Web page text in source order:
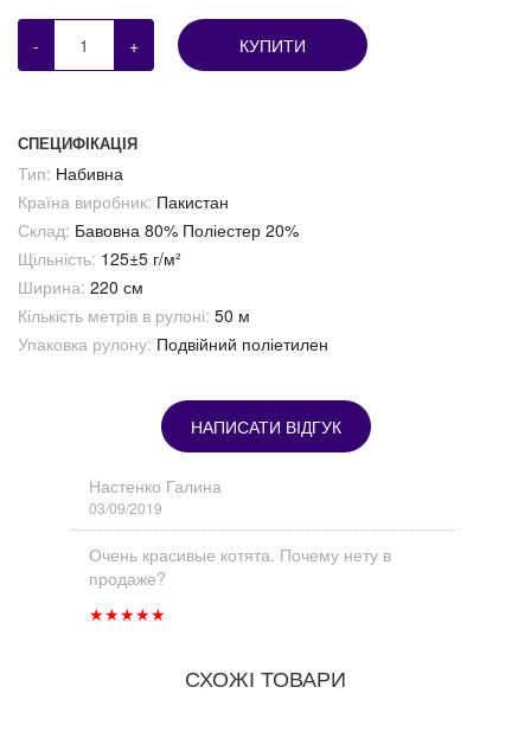
- + КУПИТИ
СПЕЦИФІКАЦІЯ
Тип: Набивна
Країна виробник: Пакистан
Склад: Бавовна 80% Поліестер 20%
Щільність: 125±5 г/м²
Ширина: 220 см
Кількість метрів в рулоні: 50 м
Упаковка рулону: Подвійний поліетилен
НАПИСАТИ ВІДГУК
Настенко Галина
03/09/2019
Очень красивые котята. Почему нету в
продаже?
★★★★★
СХОЖІ ТОВАРИ